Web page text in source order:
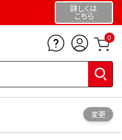
詳しくは
こちら
0
変更